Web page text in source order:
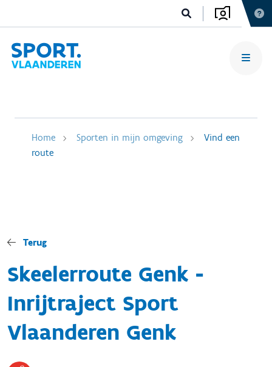
Home Sporten in mijn omgeving
Vind een
route
Terug
Skeelerroute Genk -
Inrijtraject Sport
Vlaanderen Genk